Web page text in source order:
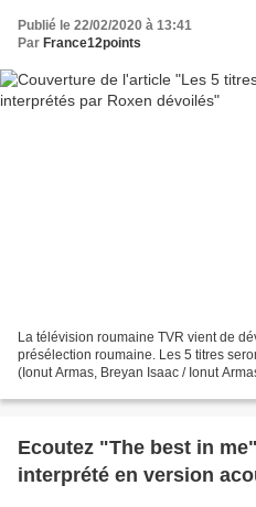
Publié le 22/02/2020 à 13:41
Par France12points
La télévision roumaine TVR vient de
présélection roumaine. Les 5 titres
(Ionut Armas, Breyan Isaac / Ionut
Ecoutez "The best in
interprété en version